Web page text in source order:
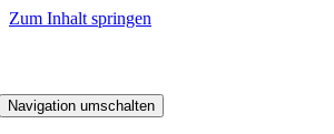
Zum Inhalt springen
Navigation umschalten